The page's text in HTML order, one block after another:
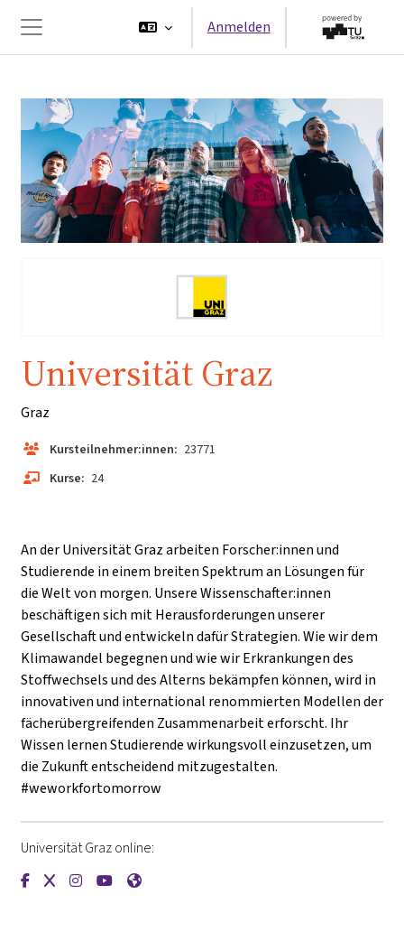
Website-Übersicht
Anmelden
Universität Graz
Graz
Kursteilnehmer:innen: 23771
Kurse: 24
An der Universität Graz arbeiten Forscher:innen und
Studierende in einem breiten Spektrum an Lösungen für
die Welt von morgen. Unsere Wissenschafter:innen
beschäftigen sich mit Herausforderungen unserer
Gesellschaft und entwickeln dafür Strategien. Wie wir dem
Klimawandel begegnen und wie wir Erkrankungen des
Stoffwechsels und des Alterns bekämpfen können, wird in
innovativen und international renommierten Modellen der
fächerübergreifenden Zusammenarbeit erforscht. Ihr
Wissen lernen Studierende wirkungsvoll einzusetzen, um
die Zukunft entscheidend mitzugestalten.
#weworkfortomorrow
Universität Graz online:
{mlang de}Universität Graz{mlang}{mlang other}University
{mlang de}Universität Graz{mlang}{mlang
{mlang de}Universität Graz{mlang}{mlang
{mlang de}Universität Graz{mlang}{mlang
{mlang de}Universität Graz{mlang}{mlang